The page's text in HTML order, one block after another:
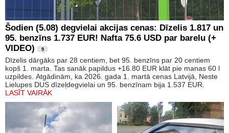
Šodien (5.08) degvielai akcijas cenas: Dīzelis 1.817 un
95. benzīns 1.737 EUR! Nafta 75.6 USD par barelu (+
VIDEO)
9
Dīzelis dārgāks par 28 centiem, bet 95. benzīns par 20 centiem
kopš 1. marta. Tas sanāk papildus +16.80 EUR klāt pie manas 60 l
uzpildes. Atgādinām, ka 2026. gada 1. martā cenas Latvijā, Neste
Lielupes DUS dīzeļdegvielai un 95. benzīnam bija 1.537 EUR.
LASĪT VAIRĀK